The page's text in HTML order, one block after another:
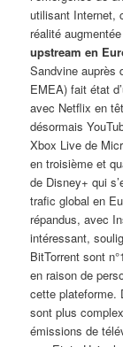
utilisant Internet,
réalité
upstream en
Sandvine auprès
EMEA) fait état
avec Netflix en
désormais
Xbox Live de
en troisième et
de Disney+ qui
trafic global en
répandus, avec
intéressant,
BitTorrent sont
en raison de
cette plateforme.
sont plus
émissions de